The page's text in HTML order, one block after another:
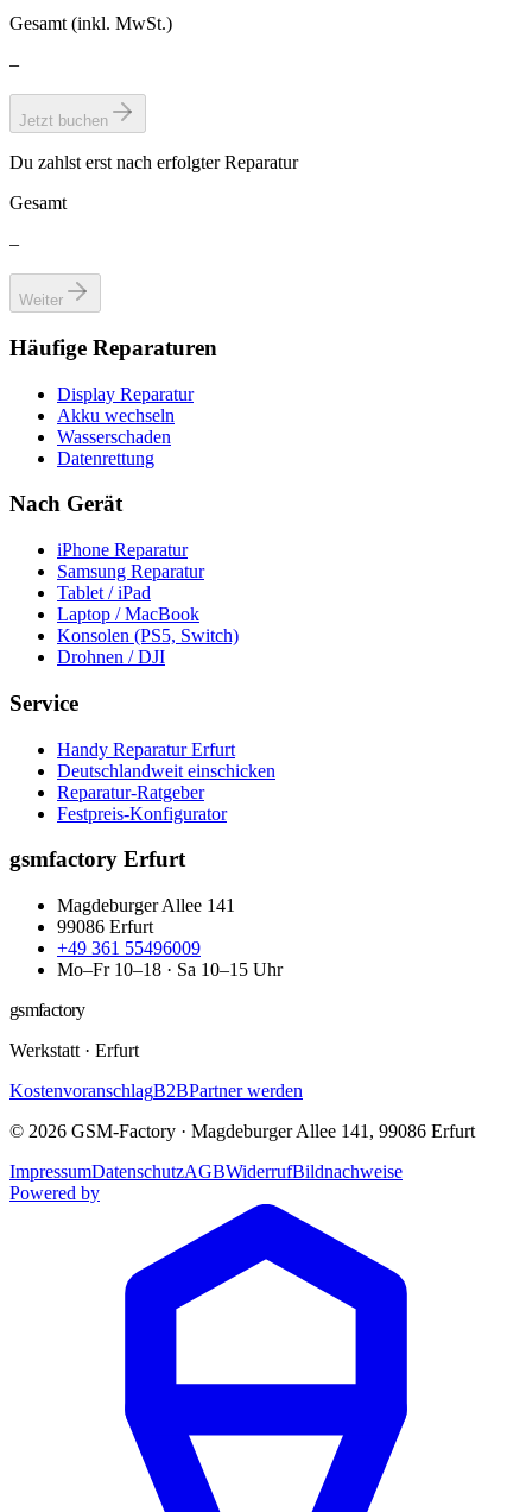
Gesamt (inkl. MwSt.)
–
Jetzt buchen
Du zahlst erst nach erfolgter Reparatur
Gesamt
–
Weiter
Häufige Reparaturen
Display Reparatur
Akku wechseln
Wasserschaden
Datenrettung
Nach Gerät
iPhone Reparatur
Samsung Reparatur
Tablet / iPad
Laptop / MacBook
Konsolen (PS5, Switch)
Drohnen / DJI
Service
Handy Reparatur Erfurt
Deutschlandweit einschicken
Reparatur-Ratgeber
Festpreis-Konfigurator
gsmfactory Erfurt
Magdeburger Allee 141
99086 Erfurt
+49 361 55496009
Mo–Fr 10–18 · Sa 10–15 Uhr
gsmfactory
Werkstatt · Erfurt
KostenvoranschlagB2BPartner werden
© 2026 GSM-Factory · Magdeburger Allee 141 , 99086 Erfurt
ImpressumDatenschutzAGBWiderrufBildnachweise
Powered by